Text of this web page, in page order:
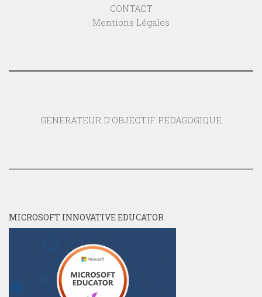
CONTACT
Mentions Légales
GENERATEUR D'OBJECTIF PEDAGOGIQUE
MICROSOFT INNOVATIVE EDUCATOR